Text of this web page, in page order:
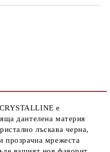
е
дантелена материя
лъскава черна,
прозрачна мрежеста